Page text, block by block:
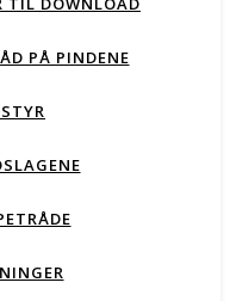
PÅ PINDENE